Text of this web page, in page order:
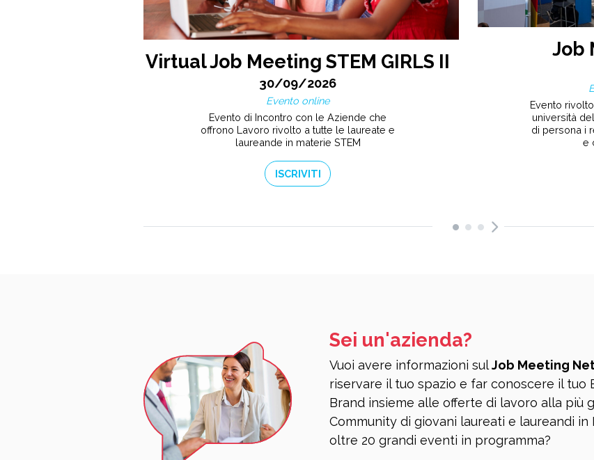
Virtual Job Meeting STEM GIRLS II
30/09/2026
Evento online
Evento di Incontro con le Aziende che
offrono Lavoro rivolto a tutte le laureate e
laureande in materie STEM
ISCRIVITI
Job
Evento
università
di persona i
e
Sei un'azienda?
Vuoi avere informazioni sulJob Meeting
riservare il tuo spazio e far conoscere il tuo
Brand insieme alle offerte di lavoro alla più
Community di giovani laureati e laureandi in
oltre 20 grandi eventi in programma?